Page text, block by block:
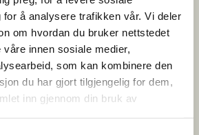
for å analysere trafikken vår. Vi deler
om hvordan du bruker nettstedet
innen sosiale medier,
som kan kombinere den
du har gjort tilgjengelig for dem,
inn gjennom din bruk av